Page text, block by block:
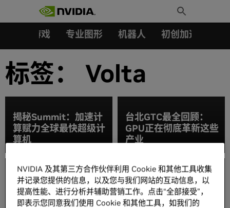
Toggle
Search
游戏 专业图形 机器人 初创加速会员成
标签： Volta
揭秘Summit：加速计
算赋力全球最快超级计
算机
台北GTC最全回顾：
GPU正在彻底革新这些
产业
超算荣誉之战：看初生
牛犊的中学组如何迎战
顶尖高校！
Volta 支持的超级计算
机加速 AI 和科学发现
NVIDIA 及其第三方合作伙伴利用 Cookie 和其他工具收集
并记录您提供的信息，以及您与我们网站的互动信息，以
提高性能、进行分析并辅助营销工作。点击“全部接受”，
即表示您同意我们使用 Cookie 和其他工具，如我们的